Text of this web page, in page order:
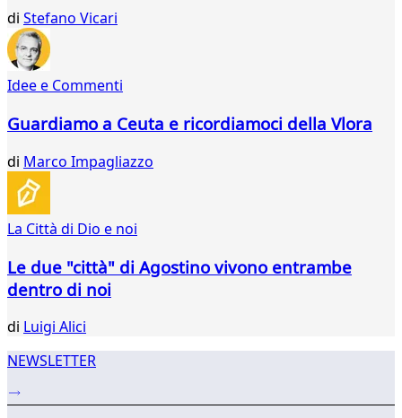
di Stefano Vicari
Idee e Commenti
Guardiamo a Ceuta e ricordiamoci della Vlora
di Marco Impagliazzo
La Città di Dio e noi
Le due "città" di Agostino vivono entrambe
dentro di noi
di Luigi Alici
NEWSLETTER